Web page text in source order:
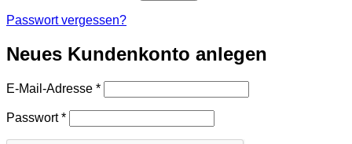
Passwort vergessen?
Neues Kundenkonto anlegen
E-Mail-Adresse *Erforderlich
Passwort*Erforderlich